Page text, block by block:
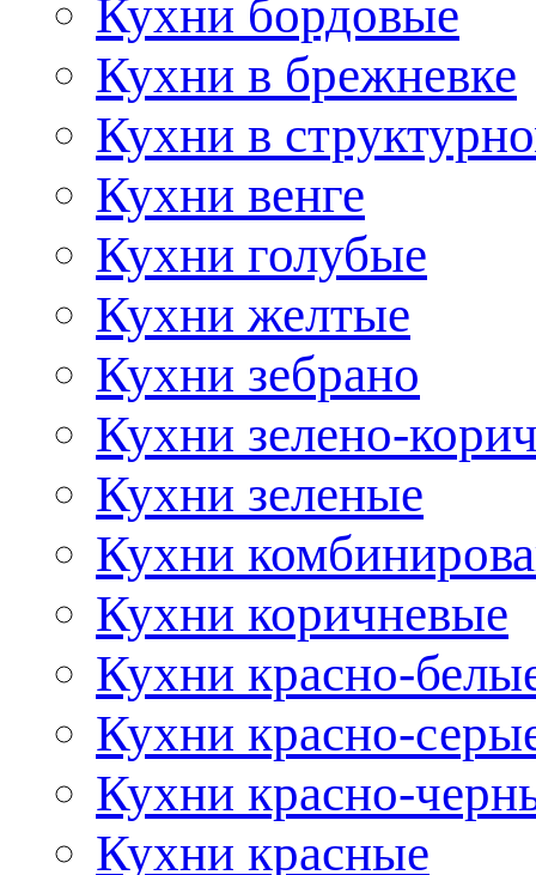
Кухни бордовые
Кухни в брежневке
Кухни в
Кухни венге
Кухни голубые
Кухни желтые
Кухни зебрано
Кухни зелено-
Кухни зеленые
Кухни
Кухни коричневые
Кухни красно-
Кухни красно-
Кухни красно-
Кухни красные